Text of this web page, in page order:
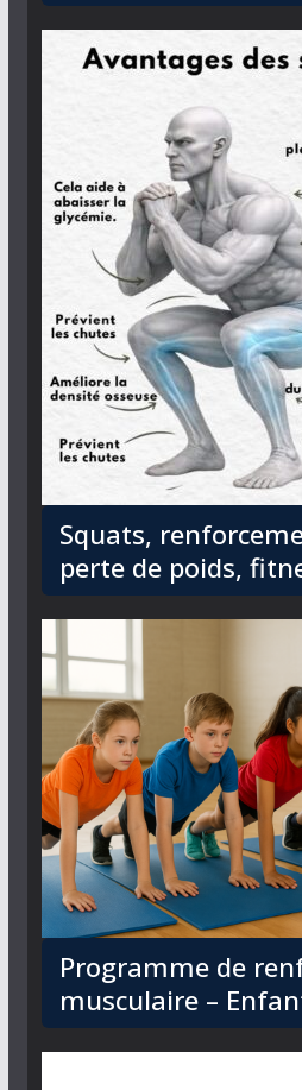
Squats,
perte de poids,
Programme de
musculaire –